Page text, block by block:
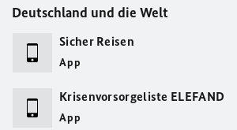
Deutschland und die Welt
Sicher Reisen
App
Krisenvorsorgeliste ELEFAND
App